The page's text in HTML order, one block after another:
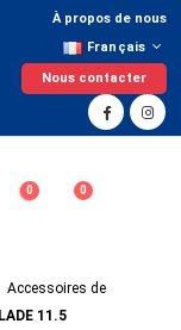
À propos de nous
Français
Nous contacter
0 0
Accessoires de
11.5